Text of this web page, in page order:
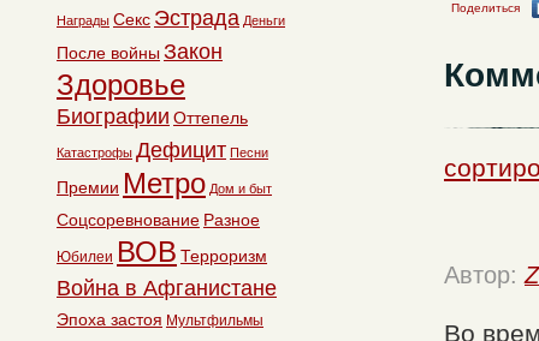
Поделиться
Автор:
Во
Награды Секс Эстрада Деньги
После войны Закон
Здоровье
Биографии Оттепель
Катастрофы Дефицит Песни
Премии Метро Дом и быт
Соцсоревнование Разное
Юбилеи ВОВ Терроризм
Война в Афганистане
Эпоха застоя Мультфильмы